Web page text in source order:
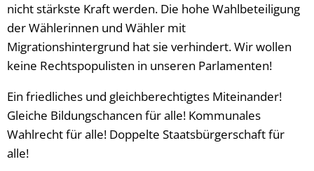
nicht stärkste Kraft werden. Die hohe Wahlbeteiligung
der Wählerinnen und Wähler mit
Migrationshintergrund hat sie verhindert. Wir wollen
keine Rechtspopulisten in unseren Parlamenten!
Ein friedliches und gleichberechtigtes Miteinander!
Gleiche Bildungschancen für alle! Kommunales
Wahlrecht für alle! Doppelte Staatsbürgerschaft für
alle!